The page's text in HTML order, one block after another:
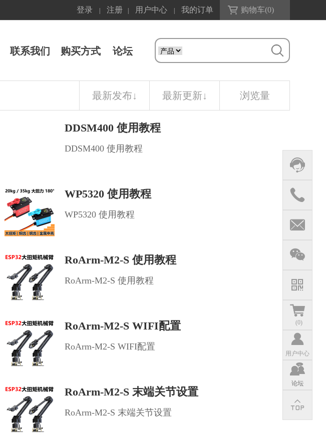
登录 注册 用户中心 我的订单 购物车(0)
联系我们 购买方式 论坛
(0)
用户中心
论坛
最新发布↓ 最新更新↓ 浏览量
DDSM400 使用教程
DDSM400 使用教程
WP5320 使用教程
WP5320 使用教程
RoArm-M2-S 使用教程
RoArm-M2-S 使用教程
RoArm-M2-S WIFI配置
RoArm-M2-S WIFI配置
RoArm-M2-S 末端关节设置
RoArm-M2-S 末端关节设置